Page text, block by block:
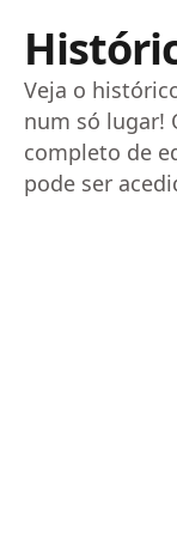
Veja o
num só lugar!
completo de
pode ser